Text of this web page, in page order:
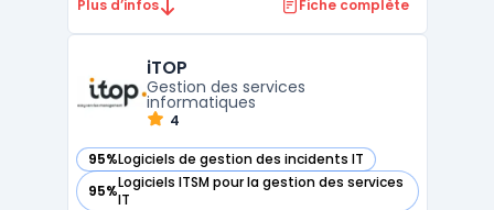
structurer toutes les informations relatives
aux infrastructures inform ...
Plus d’infos Fiche complète
iTOP
Gestion des services
informatiques
4
95%Logiciels de gestion des incidents IT
— voir iTOP dans cette catégorie
95%Logiciels ITSM pour la gestion des services
IT
— voir iTOP dans cette catégorie